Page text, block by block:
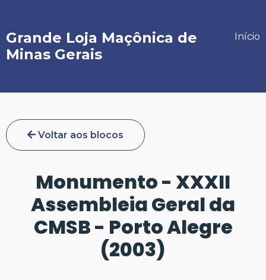
Início
Grande Loja Maçônica de
Minas Gerais
Voltar aos blocos
Monumento - XXXII
Assembleia Geral da
CMSB - Porto Alegre
(2003)